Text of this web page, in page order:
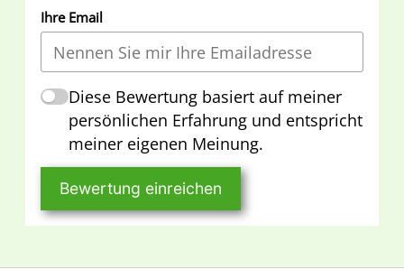
Ihre Email
Diese Bewertung basiert auf meiner
persönlichen Erfahrung und entspricht
meiner eigenen Meinung.
Bewertung einreichen